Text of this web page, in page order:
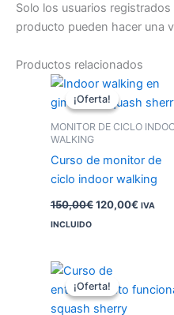
Solo los usuarios
producto pueden hacer una
Productos relacionados
¡Oferta!
¡Oferta!
MONITOR DE CICLO
WALKING
Curso de monitor de
ciclo indoor walking
150,00€
El
precio
original
150,00€.
120,00€
El
precio
actual
IVA
INCLUIDO
¡Oferta!
¡Oferta!
El
precio
original
era:
actual